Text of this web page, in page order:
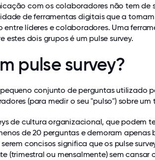
com os colaboradores não tem de
de ferramentas digitais que a
líderes e colaboradores. Uma
dois grupos é um pulse survey.
pulse survey?
pequeno conjunto de perguntas utilizado
(para medir o seu "pulso") sobre um
de cultura organizacional, que podem
de 20 perguntas e demoram apenas
concisos significa que os pulse
(trimestral ou mensalmente) sem cansar